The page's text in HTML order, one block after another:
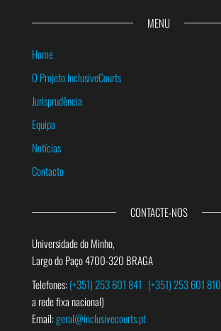
MENU
Home
O Projeto InclusiveCourts
Jurisprudência
Equipa
Notícias
Contacto
CONTACTE-NOS
Universidade do Minho,
Largo do Paço 4700-320 BRAGA
Telefones:(+351) 253 601 841 (+351) 253 601 810
a rede fixa nacional)
Email:geral@inclusivecourts.pt